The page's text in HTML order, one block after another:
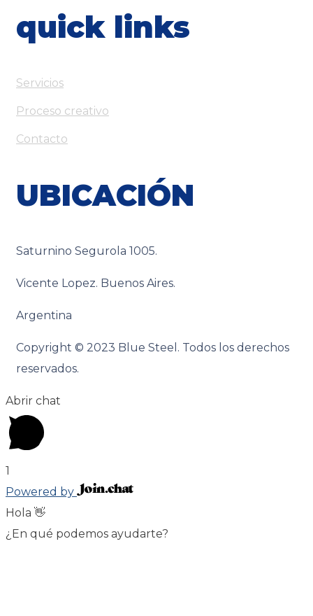
quick links
Servicios
Proceso creativo
Contacto
UBICACIÓN
Saturnino Segurola 1005.
Vicente Lopez. Buenos Aires.
Argentina
Copyright © 2023 Blue Steel. Todos los derechos
reservados.
Abrir chat
1
Powered by
Hola 👋
¿En qué podemos ayudarte?